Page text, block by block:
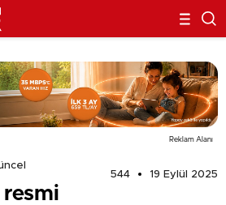
Reklam Alanı
544
19 Eylül 2025
resmi